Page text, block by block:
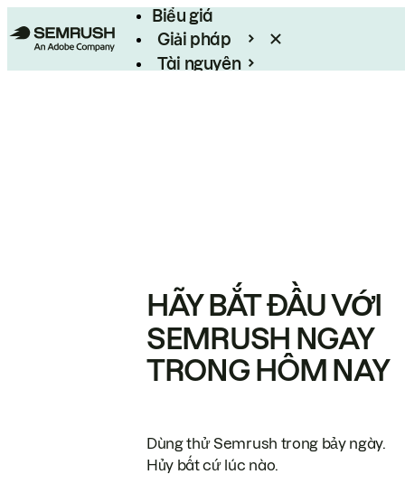
Biểu giá
Giải pháp
Tài nguyên
HÃY BẮT ĐẦU VỚI
SEMRUSH NGAY
TRONG HÔM NAY
Dùng thử Semrush trong bảy ngày.
Hủy bất cứ lúc nào.